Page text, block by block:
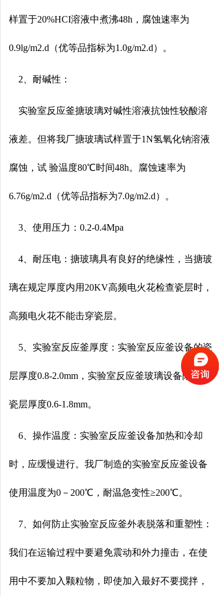
样置于20%HCI溶液中煮沸48h，腐蚀速率为
0.9lg/m2.d（优等品指标为1.0g/m2.d）。
2、耐碱性：
实验室反应釜搪玻璃对碱性溶液抗蚀性较酸溶
液差。但将我厂搪玻璃试样置于1N氢氧化钠溶液
腐蚀，试 验温度80℃时间48h。腐蚀速率为
6.76g/m2.d（优等品指标为7.0g/m2.d）。
3、使用压力：0.2-0.4Mpa
4、耐压电：搪玻璃具有良好的绝缘性，当搪玻
璃在规定厚度内用20KV高频电火花检查瓷层时，
高频电火花不能击穿瓷层。
5、实验室反应釜厚度：实验室反应釜设备的瓷
层厚度0.8-2.0mm，实验室反应釜玻璃设备附件的
瓷层厚度0.6-1.8mm。
6、操作温度：实验室反应釜设备加热和冷却
时，应缓慢进行。我厂制造的实验室反应釜设备
使用温度为0－200℃，耐温急变性≥200℃。
7、如何防止实验室反应釜外表脱落和重塑性：
我们在运输过程中要避免震动和外力撞击，在使
用中不要加入颗粒物，即使加入最好不要搅拌，